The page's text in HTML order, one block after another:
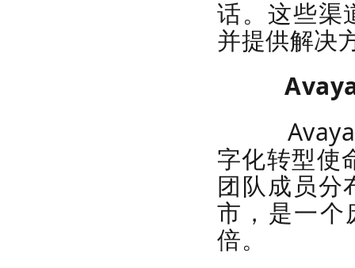
话。这些渠
并提供解决
Avaya
Avaya
字化转型使
团队成员分
市，是一个
倍。